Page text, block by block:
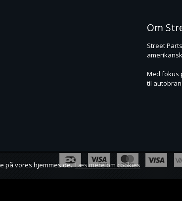
på vores hjemmeside.Læs mere om cookies
Om
Street
Med fokus
til